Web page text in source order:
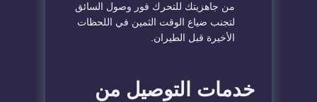
من جاهزيتك للتحرك فور وصول السائق
لتجنب ضياع الوقت الثمين في اللحظات
الأخيرة قبل الطيران.
​خدمات التوصيل من